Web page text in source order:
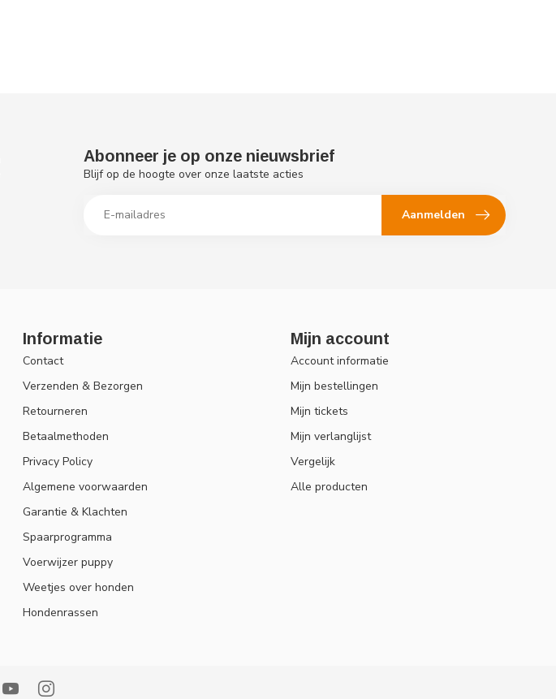
Abonneer je op onze nieuwsbrief
Blijf op de hoogte over onze laatste acties
Aanmelden
Informatie
Contact
Verzenden & Bezorgen
Retourneren
Betaalmethoden
Privacy Policy
Algemene voorwaarden
Garantie & Klachten
Spaarprogramma
Voerwijzer puppy
Weetjes over honden
Hondenrassen
Mijn account
Account informatie
Mijn bestellingen
Mijn tickets
Mijn verlanglijst
Vergelijk
Alle producten